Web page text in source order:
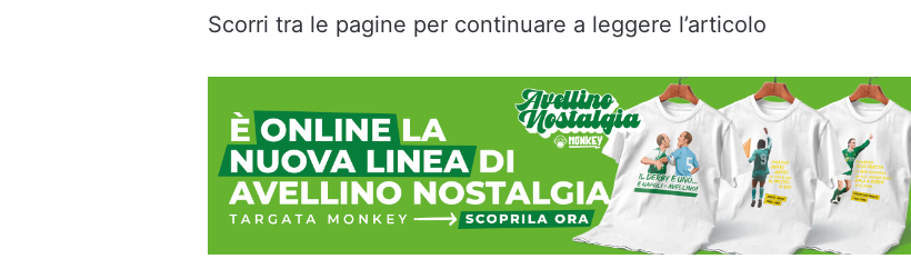
Scorri tra le pagine per continuare a leggere l’articolo